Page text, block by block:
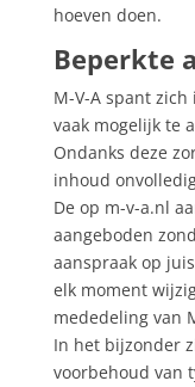
hoeven doen.
Beperkte
M-V-A spant
vaak mogelijk te
Ondanks deze
inhoud
De op m-v-a.nl
aangeboden
aanspraak op
elk moment
mededeling van
In het bijzonder
voorbehoud van